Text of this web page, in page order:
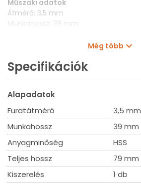
Műszaki adatok
Átmérő: 3,5 mm
Munkahossz: 39 mm
Még több
Specifikációk
Alapadatok
Furatátmérő
3,5 mm
Munkahossz
39 mm
Anyagminőség
HSS
Teljes hossz
79 mm
Kiszerelés
1 db